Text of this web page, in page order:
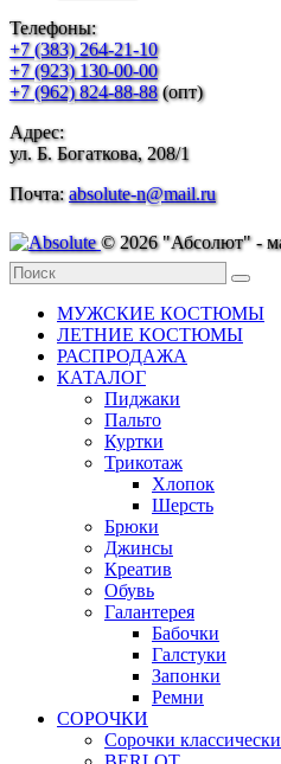
Телефоны:
+7 (383) 264-21-10
+7 (923) 130-00-00
+7 (962) 824-88-88(опт)
Адрес:
ул. Б. Богаткова, 208/1
Почта:absolute-n@mail.ru
© 2026 "Абсолют" -
МУЖСКИЕ КОСТЮМЫ
ЛЕТНИЕ КОСТЮМЫ
РАСПРОДАЖА
КАТАЛОГ
Пиджаки
Пальто
Куртки
Трикотаж
Хлопок
Шерсть
Брюки
Джинсы
Креатив
Обувь
Галантерея
Бабочки
Галстуки
Запонки
Ремни
СОРОЧКИ
Сорочки